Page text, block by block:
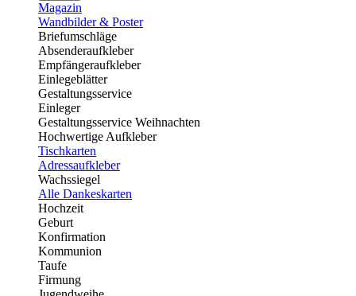
Magazin
Wandbilder & Poster
Briefumschläge
Absenderaufkleber
Empfängeraufkleber
Einlegeblätter
Gestaltungsservice
Einleger
Gestaltungsservice Weihnachten
Hochwertige Aufkleber
Tischkarten
Adressaufkleber
Wachssiegel
Alle Dankeskarten
Hochzeit
Geburt
Konfirmation
Kommunion
Taufe
Firmung